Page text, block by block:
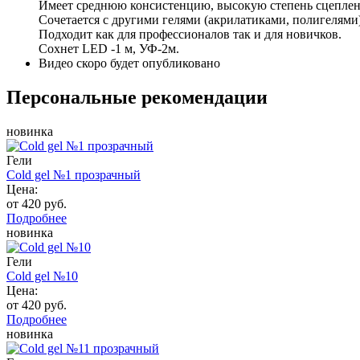
Имеет среднюю консистенцию, высокую степень
Сочетается с другими гелями (акрилатиками,
Подходит как для профессионалов так и для новичков.
Сохнет LED -1 м, УФ-2м.
Видео скоро будет опубликовано
Персональные рекомендации
новинка
Гели
Cold gel №1 прозрачный
Цена:
от 420 руб.
Подробнее
новинка
Гели
Cold gel №10
Цена:
от 420 руб.
Подробнее
новинка